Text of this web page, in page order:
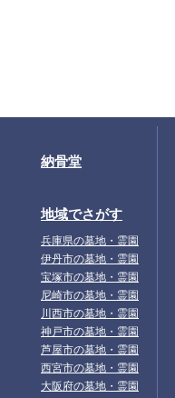
納骨堂
地域でさがす
兵庫県の墓地・霊園
伊丹市の墓地・霊園
宝塚市の墓地・霊園
尼崎市の墓地・霊園
川西市の墓地・霊園
神戸市の墓地・霊園
芦屋市の墓地・霊園
西宮市の墓地・霊園
大阪府の墓地・霊園